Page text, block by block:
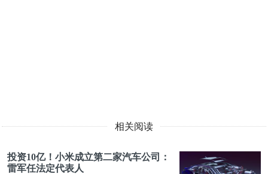
相关阅读
投资10亿！小米成立第二家汽车公司：
雷军任法定代表人